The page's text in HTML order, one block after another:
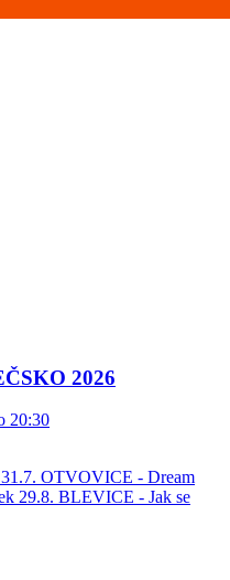
2026
20:30
OTVOVICE - Dream
29.8. BLEVICE - Jak se